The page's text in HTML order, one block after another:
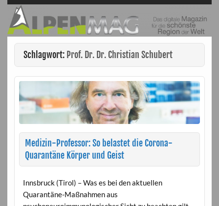
Schlagwort: Prof. Dr. Dr. Christian Schubert
Medizin-Professor: So belastet die Corona-
Quarantäne Körper und Geist
Innsbruck (Tirol) – Was es bei den aktuellen
Quarantäne-Maßnahmen aus